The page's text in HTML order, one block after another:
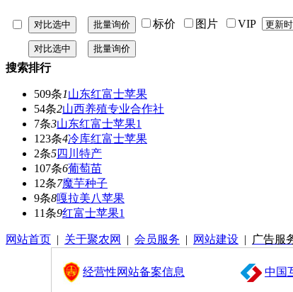
标价 图片 VIP
搜索排行
509条1山东红富士苹果
54条2山西养殖专业合作社
7条3山东红富士苹果1
123条4冷库红富士苹果
2条5四川特产
107条6葡萄苗
12条7魔芋种子
9条8嘎拉美八苹果
11条9红富士苹果1
网站首页 | 关于聚农网 | 会员服务 | 网站建设 | 广告服
经营性网站备案信息 中国